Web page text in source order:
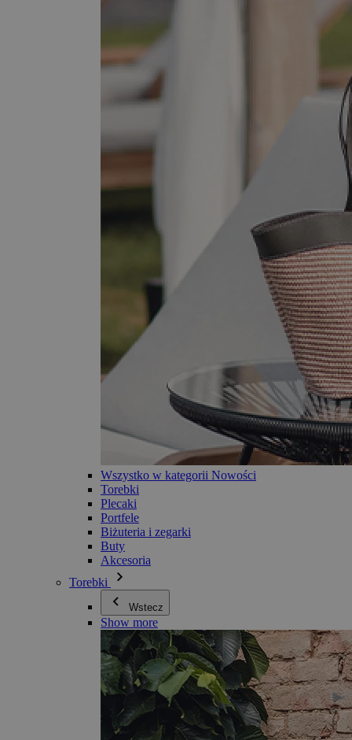
Wszystko w kategorii Nowości
Torebki
Plecaki
Portfele
Biżuteria i zegarki
Buty
Akcesoria
Torebki
Wstecz
Show more